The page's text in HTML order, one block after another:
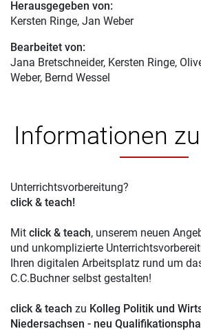
Herausgegeben von:
Kersten Ringe, Jan Weber
Bearbeitet von:
Jana Bretschneider, Kersten Ringe,
Weber, Bernd Wessel
Informationen
Unterrichtsvorbereitung?
click & teach!
Mit click & teach, unserem neuen
und unkomplizierte
Ihren digitalen Arbeitsplatz rund um
C.C.Buchner selbst gestalten!
click & teach zu Kolleg Politik und
Niedersachsen - neu